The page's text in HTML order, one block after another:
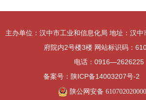
主办单位：汉中市工业和信息化局 地址：汉
府院内2号楼3楼 网站标识码：
电话：0916—2626225
备案号：陕ICP备14003207号-2
陕公网安备